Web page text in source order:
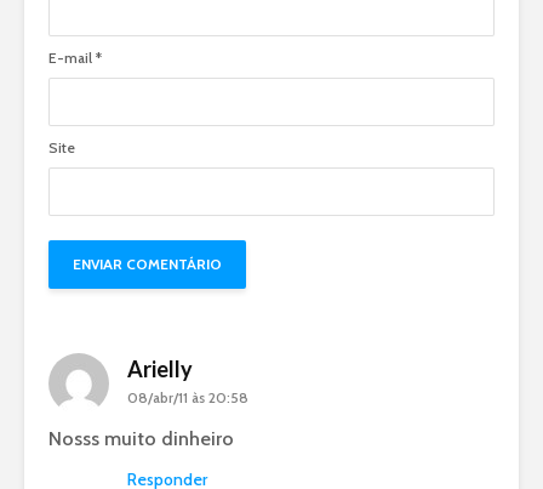
E-mail *
Site
Arielly
08/abr/11 às 20:58
Nosss muito dinheiro
Responder